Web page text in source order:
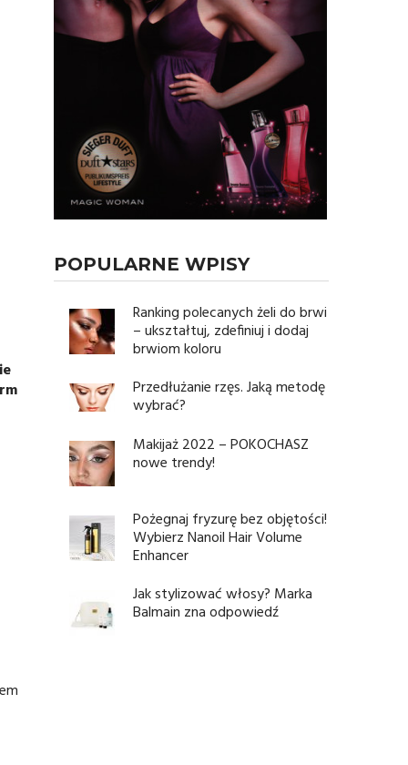
POPULARNE WPISY
Ranking polecanych żeli do brwi
– ukształtuj, zdefiniuj i dodaj
brwiom koloru
Przedłużanie rzęs. Jaką metodę
wybrać?
Makijaż 2022 – POKOCHASZ
nowe trendy!
Pożegnaj fryzurę bez objętości!
Wybierz Nanoil Hair Volume
Enhancer
Jak stylizować włosy? Marka
Balmain zna odpowiedź